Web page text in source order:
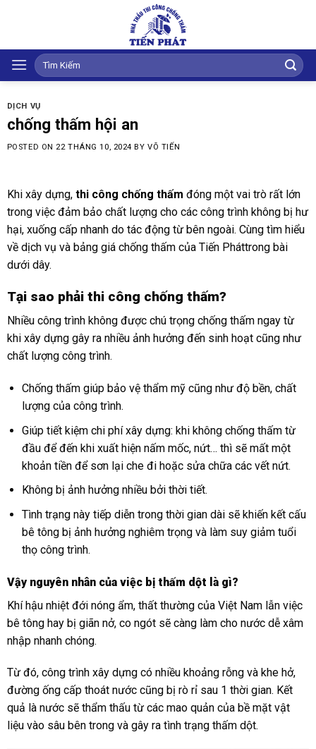
Tìm
kiếm:
DỊCH VỤ
chống thấm hội an
POSTED ON 22 THÁNG 10, 2024 BYVÕ TIẾN
Khi xây dựng, thi công chống thấm đóng một vai trò rất lớn
trong việc đảm bảo chất lượng cho các công trình không bị hư
hại, xuống cấp nhanh do tác động từ bên ngoài. Cùng tìm hiểu
về dịch vụ và bảng giá chống thấm của Tiến Pháttrong bài
dưới dây.
Tại sao phải thi công chống thấm?
Nhiều công trình không được chú trọng chống thấm ngay từ
khi xây dựng gây ra nhiều ảnh hưởng đến sinh hoạt cũng như
chất lượng công trình.
Chống thấm giúp bảo vệ thẩm mỹ cũng như độ bền, chất
lượng của công trình.
Giúp tiết kiệm chi phí xây dựng: khi không chống thấm từ
đầu để đến khi xuất hiện nấm mốc, nứt… thì sẽ mất một
khoản tiền để sơn lại che đi hoặc sửa chữa các vết nứt.
Không bị ảnh hưởng nhiều bởi thời tiết.
Tình trạng này tiếp diễn trong thời gian dài sẽ khiến kết cấu
bê tông bị ảnh hưởng nghiêm trọng và làm suy giảm tuổi
thọ công trình.
Vậy nguyên nhân của việc bị thấm dột là gì?
Khí hậu nhiệt đới nóng ẩm, thất thường của Việt Nam lẫn việc
bê tông hay bị giãn nở, co ngót sẽ càng làm cho nước dễ xâm
nhập nhanh chóng.
Từ đó, công trình xây dựng có nhiều khoảng rỗng và khe hở,
đường ống cấp thoát nước cũng bị rò rỉ sau 1 thời gian. Kết
quả là nước sẽ thẩm thấu từ các mao quản của bề mặt vật
liệu vào sâu bên trong và gây ra tình trạng thấm dột.